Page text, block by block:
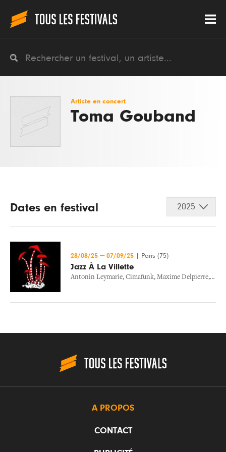
Artiste en concert
Toma Gouband
Dates en festival 2025
28/08/25 — 07/09/25 Paris (75)
Jazz À La Villette
Antonin Leymarie, Cimafunk, Maxime Delpierre, Rita
A PROPOS
CONTACT